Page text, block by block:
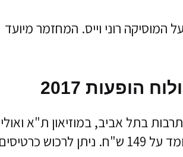
המוסיקה רוני וייס. המחזמר מיועד
הופעות 2017
המכוער" ירוץ במהלך קיץ 2017 בהיכל התרבות בתל אביב, במוזיאון ת"א ואולי
גם במיקומים נוספים שיפורסמו בהמשך. מחיר הכרטיסים עומד על 149 ש"ח. ניתן לרכוש